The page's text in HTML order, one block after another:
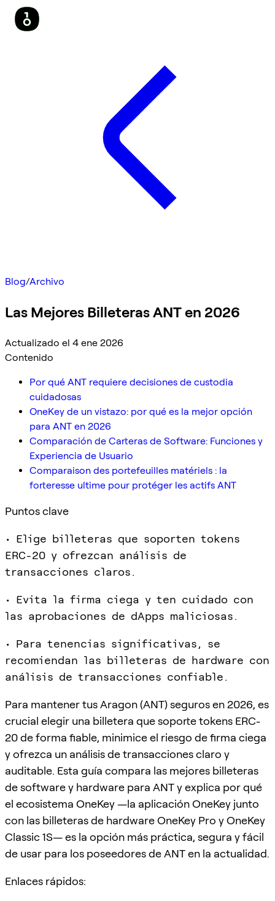
Blog/Archivo
Las Mejores Billeteras ANT en 2026
Actualizado el 4 ene 2026
Contenido
Por qué ANT requiere decisiones de custodia
cuidadosas
OneKey de un vistazo: por qué es la mejor opción
para ANT en 2026
Comparación de Carteras de Software: Funciones y
Experiencia de Usuario
Comparaison des portefeuilles matériels : la
forteresse ultime pour protéger les actifs ANT
Puntos clave
• Elige billeteras que soporten tokens
ERC-20 y ofrezcan análisis de
transacciones claros.
• Evita la firma ciega y ten cuidado con
las aprobaciones de dApps maliciosas.
• Para tenencias significativas, se
recomiendan las billeteras de hardware con
análisis de transacciones confiable.
Para mantener tus Aragon (ANT) seguros en 2026, es
crucial elegir una billetera que soporte tokens ERC-
20 de forma fiable, minimice el riesgo de firma ciega
y ofrezca un análisis de transacciones claro y
auditable. Esta guía compara las mejores billeteras
de software y hardware para ANT y explica por qué
el ecosistema OneKey —la aplicación OneKey junto
con las billeteras de hardware OneKey Pro y OneKey
Classic 1S— es la opción más práctica, segura y fácil
de usar para los poseedores de ANT en la actualidad.
Enlaces rápidos: